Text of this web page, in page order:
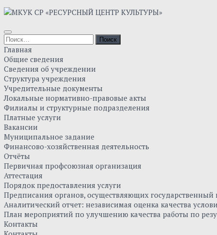
Skip
content
Найти:
Главная
Общие сведения
Сведения об учреждении
Структура учреждения
Учредительные документы
Локальные нормативно-правовые акты
Филиалы и структурные подразделения
Платные услуги
Вакансии
Муниципальное задание
Финансово-хозяйственная деятельность
Отчёты
Первичная профсоюзная организация
Аттестация
Порядок предоставления услуги
Предписания органов, осуществляющих
Аналитический отчет: независимая оценка качества
План мероприятий по улучшению качества работы по
Контакты